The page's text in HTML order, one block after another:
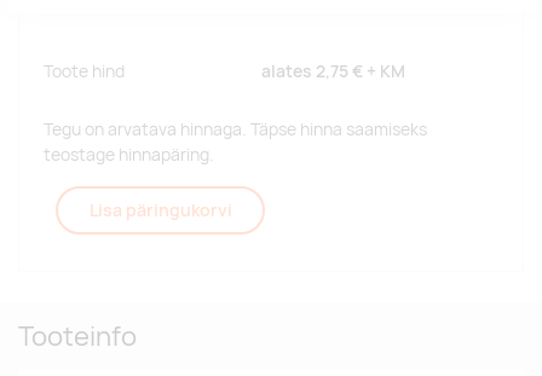
Toote hind alates 2,75 € + KM
Tegu on arvatava hinnaga. Täpse hinna saamiseks
teostage hinnapäring.
Lisa päringukorvi
Tooteinfo